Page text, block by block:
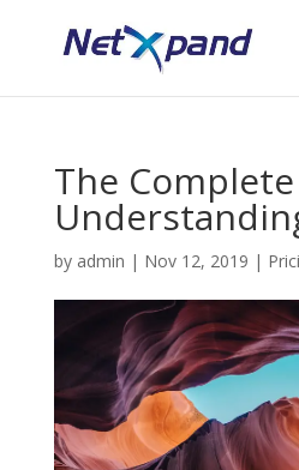
The
by admin | Nov 12, 2019 |